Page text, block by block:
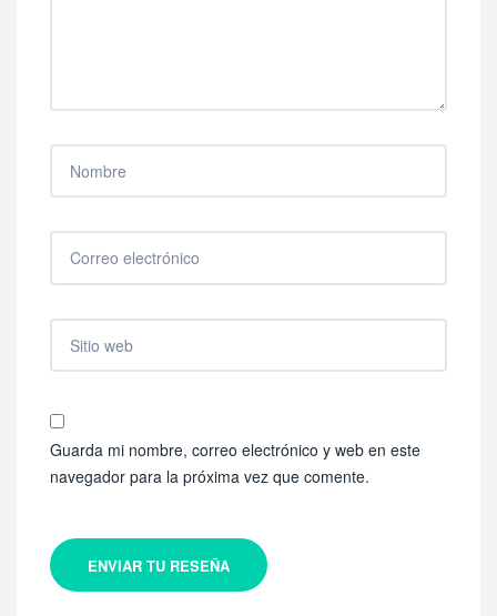
Guarda mi nombre, correo electrónico y web en este
navegador para la próxima vez que comente.
ENVIAR TU RESEÑA